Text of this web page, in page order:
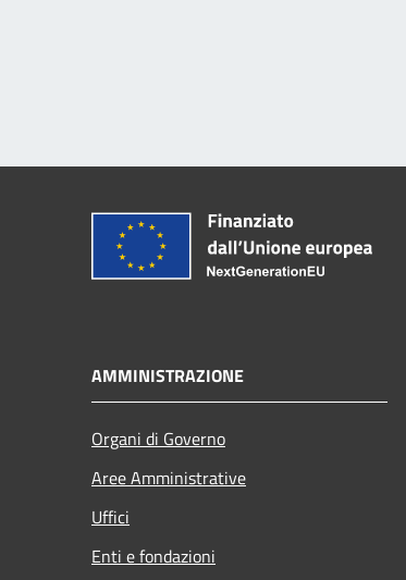
AMMINISTRAZIONE
Organi di Governo
Aree Amministrative
Uffici
Enti e fondazioni